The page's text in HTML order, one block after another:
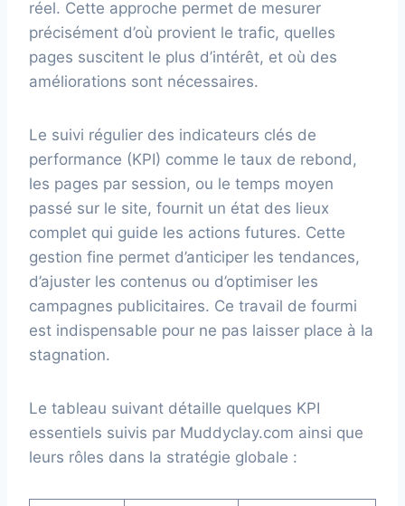
réel. Cette approche permet de mesurer
précisément d’où provient le trafic, quelles
pages suscitent le plus d’intérêt, et où des
améliorations sont nécessaires.
Le suivi régulier des indicateurs clés de
performance (KPI) comme le taux de rebond,
les pages par session, ou le temps moyen
passé sur le site, fournit un état des lieux
complet qui guide les actions futures. Cette
gestion fine permet d’anticiper les tendances,
d’ajuster les contenus ou d’optimiser les
campagnes publicitaires. Ce travail de fourmi
est indispensable pour ne pas laisser place à la
stagnation.
Le tableau suivant détaille quelques KPI
essentiels suivis par Muddyclay.com ainsi que
leurs rôles dans la stratégie globale :